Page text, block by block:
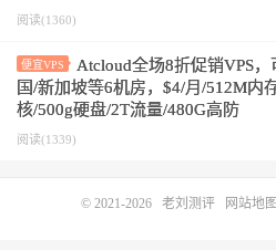
G口云服务器$4.5/月
阅读(1360)
便宜VPS
Atcloud全场8折促销VPS，
国/新加坡等6机房，$4/月/512M内
核/500g硬盘/2T流量/480G高防
阅读(1339)
© 2021-2026 老刘测评 网站地图